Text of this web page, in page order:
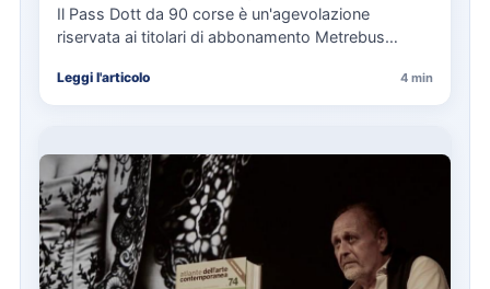
cosa spetta in caso di disservizi
Il Pass Dott da 90 corse è un'agevolazione
riservata ai titolari di abbonamento Metrebus
Leggi l'articolo 4 min